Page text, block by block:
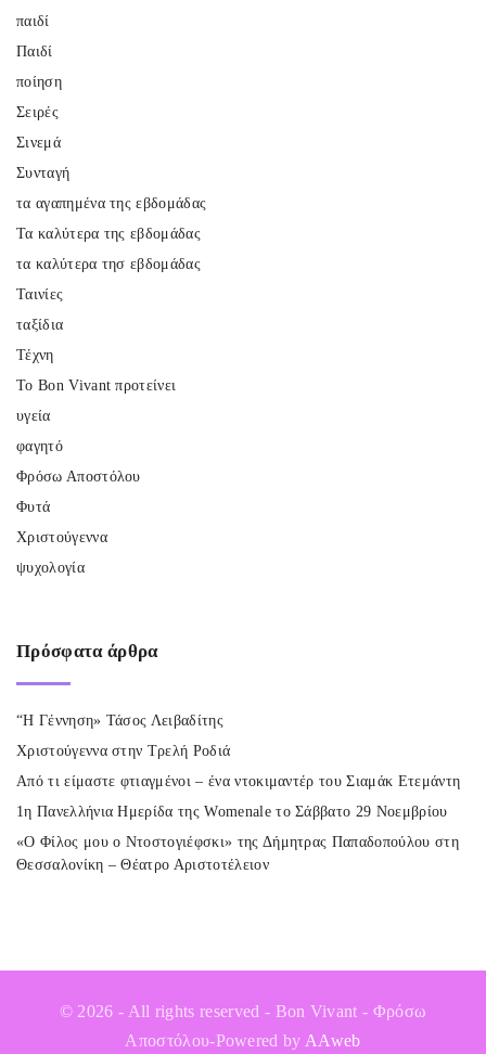
παιδί
Παιδί
ποίηση
Σειρές
Σινεμά
Συνταγή
τα αγαπημένα της εβδομάδας
Τα καλύτερα της εβδομάδας
τα καλύτερα τησ εβδομάδας
Ταινίες
ταξίδια
Τέχνη
Το Bon Vivant προτείνει
υγεία
φαγητό
Φρόσω Αποστόλου
Φυτά
Χριστούγεννα
ψυχολογία
Πρόσφατα άρθρα
“Η Γέννηση» Τάσος Λειβαδίτης
Χριστούγεννα στην Τρελή Ροδιά
Από τι είμαστε φτιαγμένοι – ένα ντοκιμαντέρ του Σιαμάκ Ετεμάντη
1η Πανελλήνια Ημερίδα της Womenale το Σάββατο 29 Νοεμβρίου
«Ο Φίλος μου ο Ντοστογιέφσκι» της Δήμητρας Παπαδοπούλου στη
Θεσσαλονίκη – Θέατρο Αριστοτέλειον
© 2026 - All rights reserved - Bon Vivant - Φρόσω
Αποστόλου-Powered by AAweb